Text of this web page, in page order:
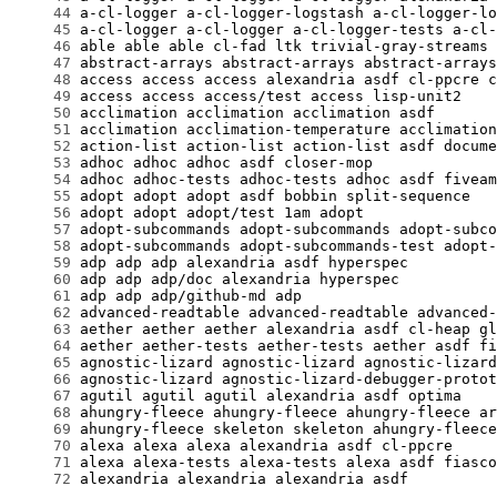
     44
     45
     46
     47
     48
     49
     50
     51
     52
     53
     54
     55
     56
     57
     58
     59
     60
     61
     62
     63
     64
     65
     66
     67
     68
     69
     70
     71
     72